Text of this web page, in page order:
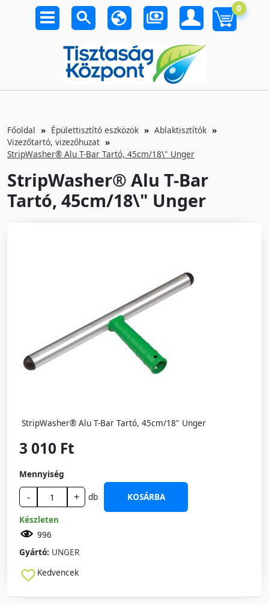
0
Főoldal Épülettisztító eszközök
Ablaktisztítók
Vizezőtartó, vizezőhuzat
StripWasher® Alu T-Bar Tartó, 45cm/18\" Unger
StripWasher® Alu T-Bar
Tartó, 45cm/18\" Unger
StripWasher® Alu T-Bar Tartó, 45cm/18" Unger
3 010 Ft
Mennyiség
- + db
KOSÁRBA
Készleten
996
Gyártó: UNGER
Kedvencek